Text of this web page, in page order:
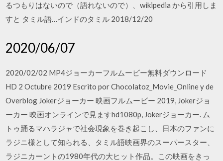
るつもりはないので（語れないので）、wikipedia から引用しま
すと タミル語…インドのタミル 2018/12/20
2020/06/07
2020/02/02 MP4ジョーカーフルムービー無料ダウンロード
HD 2 Octubre 2019 Escrito por Chocolatoz_Movie_Online y de
Overblog Jokerジョーカー 映画フルムービー 2019, Jokerジョ
ーカー 映画オンラインで見ますhd1080p, Jokerジョーカー. ム
トゥ踊るマハラジャで社会現象を巻き起こし、日本のファンに
ラジニ様として知られる、タミル語映画界のスーパースター、
ラジニカーントの1980年代の大ヒット作品。この映画をきっ